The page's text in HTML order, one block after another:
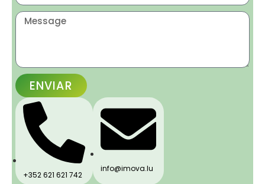
ENVIAR
+352 621 621 742
info@imova.lu